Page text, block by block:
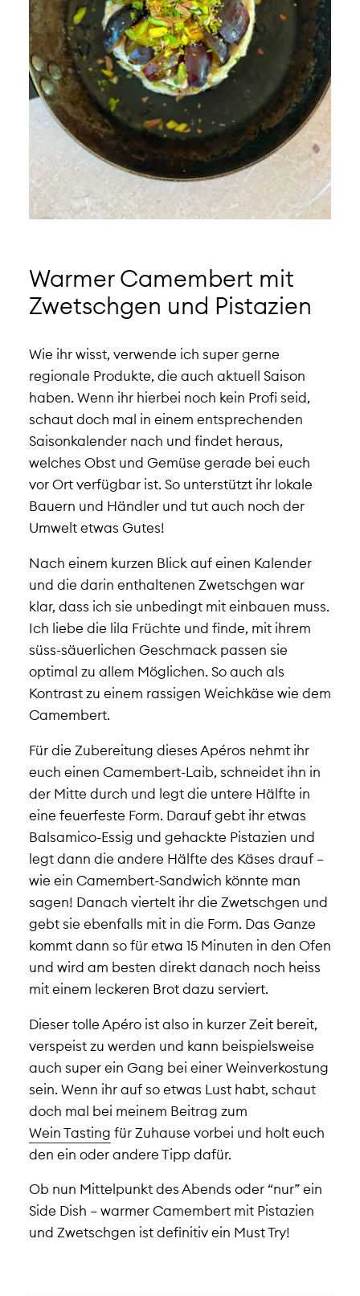
Warmer Camembert mit
Zwetschgen und Pistazien
Wie ihr wisst, verwende ich super gerne
regionale Produkte, die auch aktuell Saison
haben. Wenn ihr hierbei noch kein Profi seid,
schaut doch mal in einem entsprechenden
Saisonkalender nach und findet heraus,
welches Obst und Gemüse gerade bei euch
vor Ort verfügbar ist. So unterstützt ihr lokale
Bauern und Händler und tut auch noch der
Umwelt etwas Gutes!
Nach einem kurzen Blick auf einen Kalender
und die darin enthaltenen Zwetschgen war
klar, dass ich sie unbedingt mit einbauen muss.
Ich liebe die lila Früchte und finde, mit ihrem
süss-säuerlichen Geschmack passen sie
optimal zu allem Möglichen. So auch als
Kontrast zu einem rassigen Weichkäse wie dem
Camembert.
Für die Zubereitung dieses Apéros nehmt ihr
euch einen Camembert-Laib, schneidet ihn in
der Mitte durch und legt die untere Hälfte in
eine feuerfeste Form. Darauf gebt ihr etwas
Balsamico-Essig und gehackte Pistazien und
legt dann die andere Hälfte des Käses drauf –
wie ein Camembert-Sandwich könnte man
sagen! Danach viertelt ihr die Zwetschgen und
gebt sie ebenfalls mit in die Form. Das Ganze
kommt dann so für etwa 15 Minuten in den Ofen
und wird am besten direkt danach noch heiss
mit einem leckeren Brot dazu serviert.
Dieser tolle Apéro ist also in kurzer Zeit bereit,
verspeist zu werden und kann beispielsweise
auch super ein Gang bei einer Weinverkostung
sein. Wenn ihr auf so etwas Lust habt, schaut
doch mal bei meinem Beitrag zum
Wein Tasting für Zuhause vorbei und holt euch
den ein oder andere Tipp dafür.
Ob nun Mittelpunkt des Abends oder “nur” ein
Side Dish – warmer Camembert mit Pistazien
und Zwetschgen ist definitiv ein Must Try!